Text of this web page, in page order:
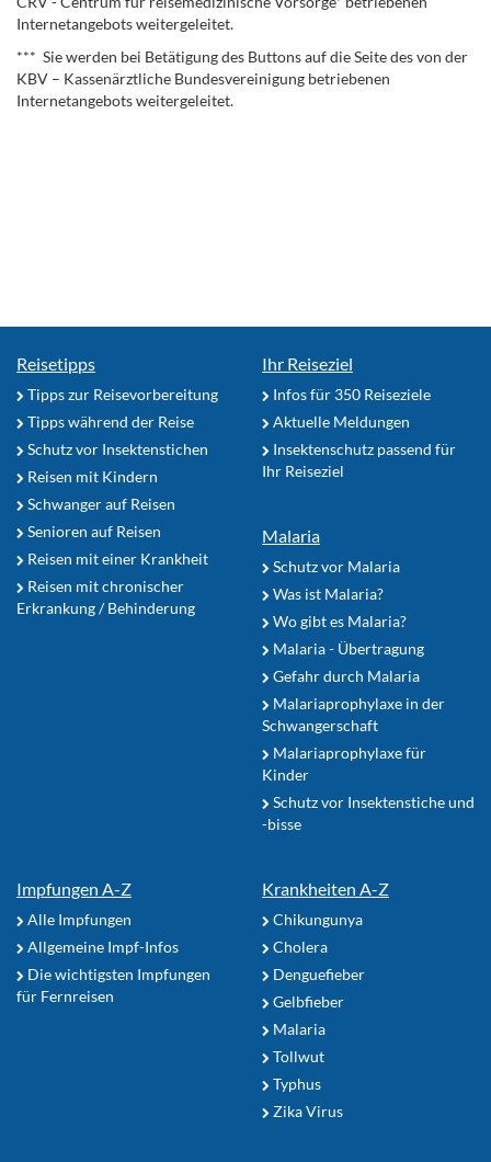
Internetangebots weitergeleitet.
*** Sie werden bei Betätigung des Buttons auf die Seite des von der
KBV – Kassenärztliche Bundesvereinigung betriebenen
Internetangebots weitergeleitet.
Reisetipps
Tipps zur Reisevorbereitung
Tipps während der Reise
Schutz vor Insektenstichen
Reisen mit Kindern
Schwanger auf Reisen
Senioren auf Reisen
Reisen mit einer Krankheit
Reisen mit chronischer
Erkrankung / Behinderung
Ihr Reiseziel
Infos für 350 Reiseziele
Aktuelle Meldungen
Insektenschutz passend für
Ihr Reiseziel
Malaria
Schutz vor Malaria
Was ist Malaria?
Wo gibt es Malaria?
Malaria - Übertragung
Gefahr durch Malaria
Malariaprophylaxe in der
Schwangerschaft
Malariaprophylaxe für
Kinder
Schutz vor Insektenstiche und
-bisse
Impfungen A-Z
Alle Impfungen
Allgemeine Impf-Infos
Die wichtigsten Impfungen
für Fernreisen
Krankheiten A-Z
Chikungunya
Cholera
Denguefieber
Gelbfieber
Malaria
Tollwut
Typhus
Zika Virus